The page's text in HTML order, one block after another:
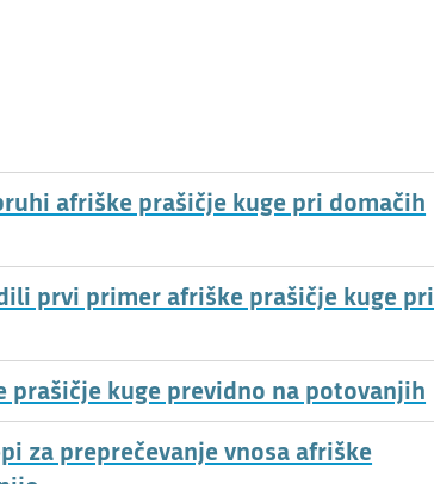
afriške prašičje kuge pri domačih
prvi primer afriške prašičje kuge pri
prašičje kuge previdno na potovanjih
za preprečevanje vnosa afriške